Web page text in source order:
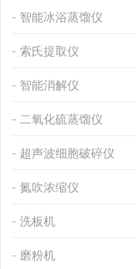
智能冰浴蒸馏仪
索氏提取仪
智能消解仪
二氧化硫蒸馏仪
超声波细胞破碎仪
氮吹浓缩仪
洗板机
磨粉机